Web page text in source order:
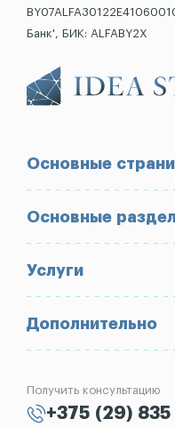
Банк', БИК: ALFABY2X
Основные
О компании
Доставка и оплата
Условия возврата
Портфолио
Вопрос-Ответ
Блог
Контакты
Основные
Памятники
Ограды
Надгробные плиты
Вазы
Услуги
Благоустройство могил
Изготовление
Рассрочка на памятник
Дополнительно
Получить консультацию
+375 (29)